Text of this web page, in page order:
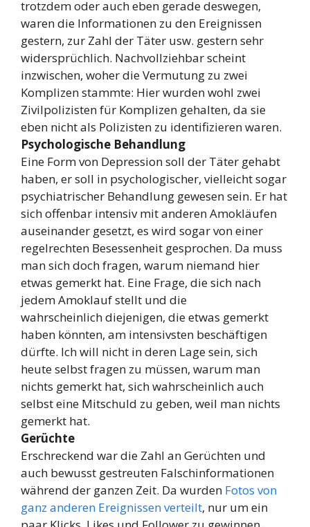
trotzdem oder auch eben gerade deswegen,
waren die Informationen zu den Ereignissen
gestern, zur Zahl der Täter usw. gestern sehr
widersprüchlich. Nachvollziehbar scheint
inzwischen, woher die Vermutung zu zwei
Komplizen stammte: Hier wurden wohl zwei
Zivilpolizisten für Komplizen gehalten, da sie
eben nicht als Polizisten zu identifizieren waren.
Psychologische Behandlung
Eine Form von Depression soll der Täter gehabt
haben, er soll in psychologischer, vielleicht sogar
psychiatrischer Behandlung gewesen sein. Er hat
sich offenbar intensiv mit anderen Amokläufen
auseinander gesetzt, es wird sogar von einer
regelrechten Besessenheit gesprochen. Da muss
man sich doch fragen, warum niemand hier
etwas gemerkt hat. Eine Frage, die sich nach
jedem Amoklauf stellt und die
wahrscheinlich diejenigen, die etwas gemerkt
haben könnten, am intensivsten beschäftigen
dürfte. Ich will nicht in deren Lage sein, sich
heute selbst fragen zu müssen, warum man
nichts gemerkt hat, sich wahrscheinlich auch
selbst eine Mitschuld zu geben, weil man nichts
gemerkt hat.
Gerüchte
Erschreckend war die Zahl an Gerüchten und
auch bewusst gestreuten Falschinformationen
während der ganzen Zeit. Da wurden Fotos von
ganz anderen Ereignissen verteilt, nur um ein